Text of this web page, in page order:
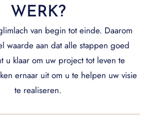
WERK?
van begin tot einde. Daarom
waarde aan dat alle stappen goed
u klaar om uw project tot leven te
ernaar uit om u te helpen uw visie
te realiseren.